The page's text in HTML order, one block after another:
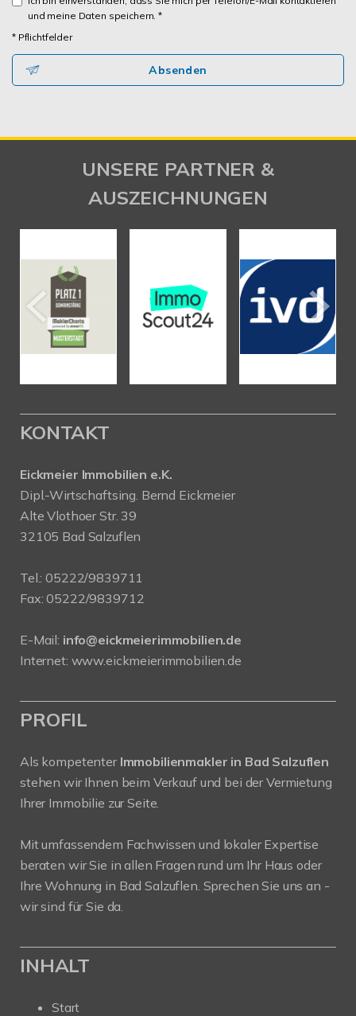
und meine Daten speichern. *
* Pflichtfelder
Absenden
UNSERE PARTNER &
AUSZEICHNUNGEN
KONTAKT
Eickmeier Immobilien e.K.
Dipl.-Wirtschaftsing. Bernd Eickmeier
Alte Vlothoer Str. 39
32105 Bad Salzuflen
Tel.:05222/9839711
Fax: 05222/9839712
E-Mail: info@eickmeierimmobilien.de
Internet: www.eickmeierimmobilien.de
PROFIL
Als kompetenter Immobilienmakler in Bad Salzuflen
stehen wir Ihnen beim Verkauf und bei der Vermietung
Ihrer Immobilie zur Seite.
Mit umfassendem Fachwissen und lokaler Expertise
beraten wir Sie in allen Fragen rund um Ihr Haus oder
Ihre Wohnung in Bad Salzuflen. Sprechen Sie uns an -
wir sind für Sie da.
INHALT
Start